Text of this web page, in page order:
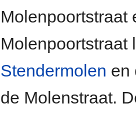
Molenpoortstraat
Molenpoortstraat
Stendermolen en
de Molenstraat.